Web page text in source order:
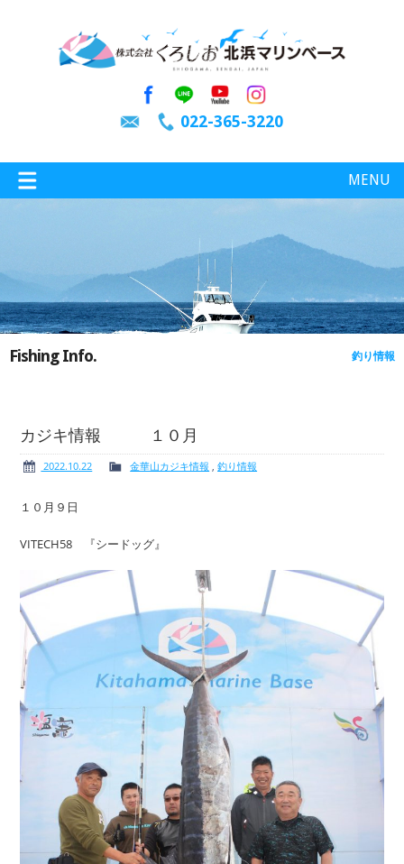
022-365-3220
MENU
特選情報
サービス案内 イベント情報
新艇・展示艇情報
求人情報 会社概要
Fishing Info. 釣り情報
カジキ情報 １０月
2022.10.22 金華山カジキ情報 ,釣り情報
１０月９日
VITECH58 『シードッグ』